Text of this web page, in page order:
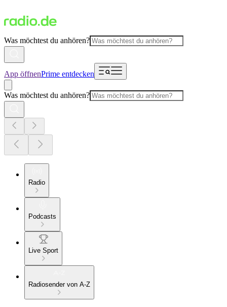
Was möchtest du anhören?
App öffnenPrime entdecken
Was möchtest du anhören?
Radio
Podcasts
Live Sport
Radiosender von A-Z